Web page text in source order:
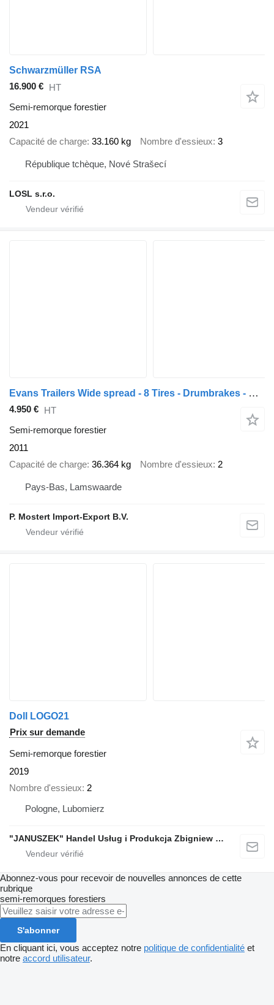
Schwarzmüller RSA
16.900 € HT
Semi-remorque forestier
2021
Capacité de charge 33.160 kg Nombre d'essieux 3
République tchèque, Nové Strašecí
LOSL s.r.o.
Evans Trailers Wide spread - 8 Tires - Drumbrakes - Steelspring
4.950 € HT
Semi-remorque forestier
2011
Capacité de charge 36.364 kg Nombre d'essieux 2
Pays-Bas, Lamswaarde
P. Mostert Import-Export B.V.
Doll LOGO21
Prix sur demande
Semi-remorque forestier
2019
Nombre d'essieux 2
Pologne, Lubomierz
"JANUSZEK" Handel Usług i Produkcja Zbigniew Pajdzik
Abonnez-vous pour recevoir de nouvelles annonces de cette
rubrique
semi-remorques forestiers
S'abonner
En cliquant ici, vous acceptez notre politique de confidentialité et
notre accord utilisateur.